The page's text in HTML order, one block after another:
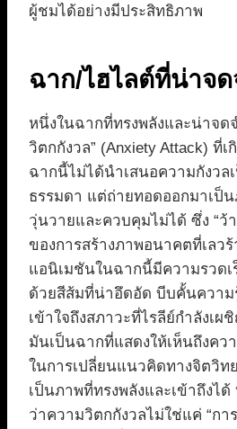
ผู้ชมได้อย่างมีประสิทธิภาพ
ฉาก/ไฮไลต์ที่น่าจด
หนึ่งในฉากที่ทรงพลังและน่าจด
วิตกกังวล” (Anxiety Attack) ที่
ฉากนี้ไม่ได้นำเสนอความกังวล
ธรรมดา แต่ถ่ายทอดออกมาเป็
วุ่นวายและควบคุมไม่ได้ ซึ่ง “ว้
ของการสร้างภาพอนาคตที่เลว
แอนิเมชันในฉากนี้มีความรวดเ
ด้วยสีส้มที่น่าอึดอัด บีบคั้นความ
เข้าใจถึงสภาวะที่ไรลีย์กำลังเผ
มันเป็นฉากที่แสดงให้เห็นถึงคว
ในการเปลี่ยนแนวคิดทางจิตวิ
เป็นภาพที่ทรงพลังและเข้าถึงไ
ว่าความวิตกกังวลไม่ใช่แค่ “ก